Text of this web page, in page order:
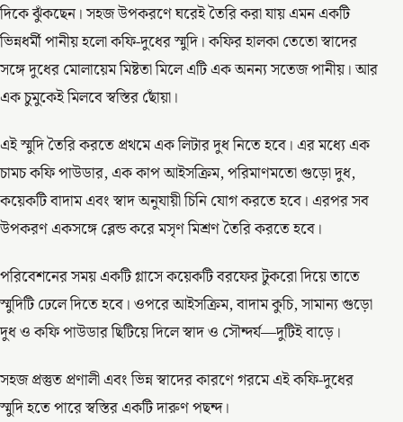
দিকে ঝুঁকছেন। সহজ উপকরণে ঘরেই তৈরি করা যায় এমন একটি
ভিন্নধর্মী পানীয় হলো কফি-দুধের স্মুদি। কফির হালকা তেতো স্বাদের
সঙ্গে দুধের মোলায়েম মিষ্টতা মিলে এটি এক অনন্য সতেজ পানীয়। আর
এক চুমুকেই মিলবে স্বস্তির ছোঁয়া।
এই স্মুদি তৈরি করতে প্রথমে এক লিটার দুধ নিতে হবে। এর মধ্যে এক
চামচ কফি পাউডার, এক কাপ আইসক্রিম, পরিমাণমতো গুড়ো দুধ,
কয়েকটি বাদাম এবং স্বাদ অনুযায়ী চিনি যোগ করতে হবে। এরপর সব
উপকরণ একসঙ্গে ব্লেন্ড করে মসৃণ মিশ্রণ তৈরি করতে হবে।
পরিবেশনের সময় একটি গ্লাসে কয়েকটি বরফের টুকরো দিয়ে তাতে
স্মুদিটি ঢেলে দিতে হবে। ওপরে আইসক্রিম, বাদাম কুচি, সামান্য গুড়ো
দুধ ও কফি পাউডার ছিটিয়ে দিলে স্বাদ ও সৌন্দর্য—দুটিই বাড়ে।
সহজ প্রস্তুত প্রণালী এবং ভিন্ন স্বাদের কারণে গরমে এই কফি-দুধের
স্মুদি হতে পারে স্বস্তির একটি দারুণ পছন্দ।